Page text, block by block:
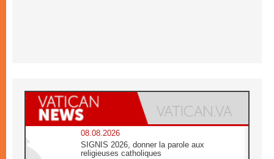
08.08.2026
SIGNIS 2026, donner la parole aux
religieuses catholiques